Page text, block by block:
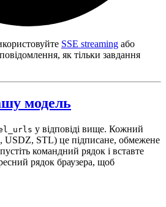
SSE streaming або
як тільки завдання
модель
у відповіді вище. Кожний
STL) це підписане, обмежене
командний рядок і вставте
рядок браузера, щоб